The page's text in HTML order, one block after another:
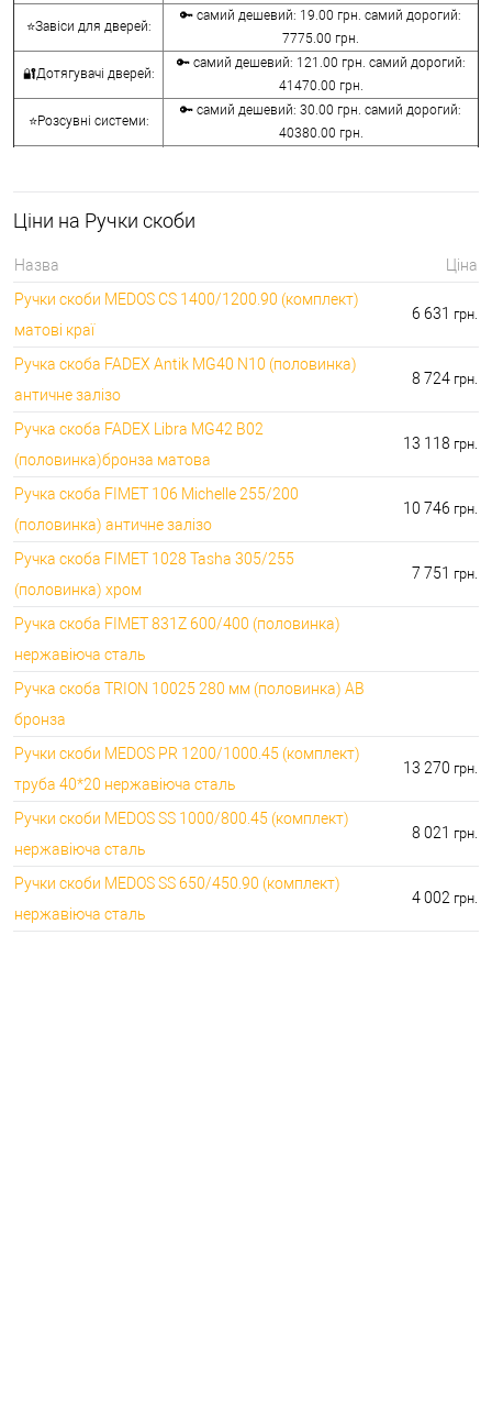
⭐Завіси для дверей:
🔑 самий дешевий: 19.00 грн. самий дорогий:
7775.00 грн.
🔐Дотягувачі дверей:
🔑 самий дешевий: 121.00 грн. самий дорогий:
41470.00 грн.
⭐Розсувні системи:
🔑 самий дешевий: 30.00 грн. самий дорогий:
40380.00 грн.
⭐Сейфи:
🔐Домофони:
⭐Сигналізація AJAX:
🔑 самий дешевий: грн. самий дорогий: грн.
Ціни на Ручки скоби
Назва
Ціна
Ручки скоби MEDOS CS 1400/1200.90 (комплект)
матові краї
6 631 грн.
Ручка скоба FADEX Antik MG40 N10 (половинка)
античне залізо
8 724 грн.
Ручка скоба FADEX Libra MG42 B02
(половинка)бронза матова
13 118 грн.
Ручка скоба FIMET 106 Michelle 255/200
(половинка) античне залізо
10 746 грн.
Ручка скоба FIMET 1028 Tasha 305/255
(половинка) хром
7 751 грн.
Ручка скоба FIMET 831Z 600/400 (половинка)
нержавіюча сталь
Ручка скоба TRION 10025 280 мм (половинка) AB
бронза
Ручки скоби MEDOS PR 1200/1000.45 (комплект)
труба 40*20 нержавіюча сталь
13 270 грн.
Ручки скоби MEDOS SS 1000/800.45 (комплект)
нержавіюча сталь
8 021 грн.
Ручки скоби MEDOS SS 650/450.90 (комплект)
нержавіюча сталь
4 002 грн.